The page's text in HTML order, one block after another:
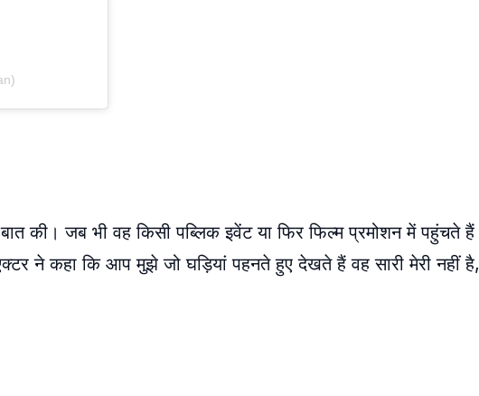
की। जब भी वह किसी पब्लिक इवेंट या फिर फिल्म प्रमोशन में पहुंचते हैं
ने कहा कि आप मुझे जो घड़ियां पहनते हुए देखते हैं वह सारी मेरी नहीं है,